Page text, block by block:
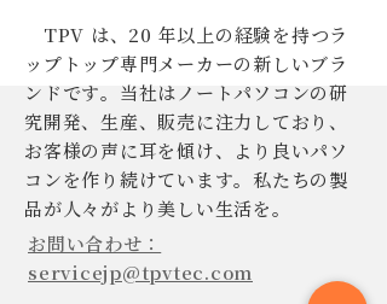
TPV は、20 年以上の経験を持つラ
ップトップ専門メーカーの新しいブラ
ンドです。当社はノートパソコンの研
究開発、生産、販売に注力しており、
お客様の声に耳を傾け、より良いパソ
コンを作り続けています。私たちの製
品が人々がより美しい生活を。
お問い合わせ：
servicejp@tpvtec.com